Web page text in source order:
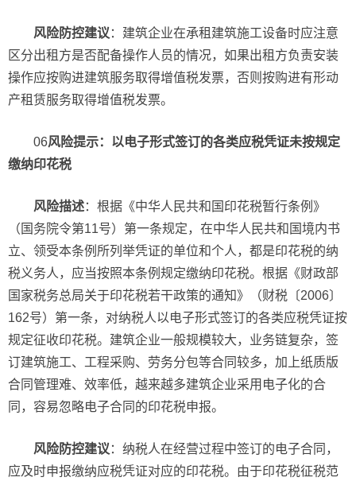
风险防控建议 ：建筑企业在承租建筑施工设备时应注意
区分出租方是否配备操作人员的情况，如果出租方负责安装
操作应按购进建筑服务取得增值税发票，否则按购进有形动
产租赁服务取得增值税发票。
06风险提示：以电子形式签订的各类应税凭证未按规定
缴纳印花税
风险描述：根据《中华人民共和国印花税暂行条例》
（国务院令第11号）第一条规定，在中华人民共和国境内书
立、领受本条例所列举凭证的单位和个人，都是印花税的纳
税义务人，应当按照本条例规定缴纳印花税。根据《财政部
国家税务总局关于印花税若干政策的通知》（财税〔2006〕
162号）第一条，对纳税人以电子形式签订的各类应税凭证按
规定征收印花税。建筑企业一般规模较大，业务链复杂，签
订建筑施工、工程采购、劳务分包等合同较多，加上纸质版
合同管理难、效率低，越来越多建筑企业采用电子化的合
同，容易忽略电子合同的印花税申报。
风险防控建议 ：纳税人在经营过程中签订的电子合同，
应及时申报缴纳应税凭证对应的印花税。由于印花税征税范